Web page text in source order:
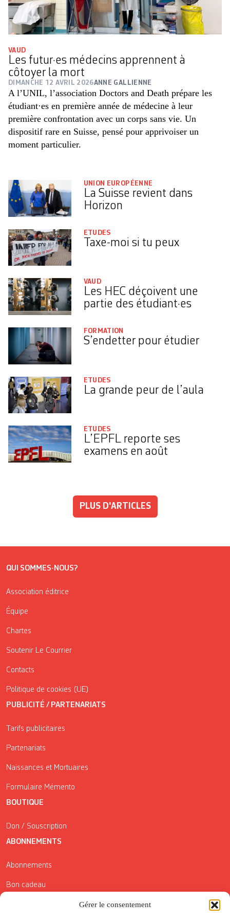
Gérer le consentement
VAUD
Les futur·es médecins apprennent à
côtoyer la mort
DIMANCHE 12 AVRIL 2026ANNE GALLIENNE
A l’UNIL, l’association Doctors and Death prépare les
étudiant·es en première année de médecine à leur
première confrontation avec un corps sans vie. Un
dispositif rare en Suisse, pensé pour apprivoiser un
moment particulier.
UNION EUROPÉENNE
La Suisse revient dans
Horizon
ETUDES
Taxe-moi si tu peux
VAUD
Les HEC déçoivent une
partie des étudiant·es
FORMATION
S’endetter pour étudier
ETUDES
La grande peur de l’aula
ETUDES
L’EPFL reporte ses
examens en août
PLUS D'ARTICLES
QUI SOMMES-NOUS?
Association éditrice
Équipe
Chartes
Soutenir Le Courrier
Contacts
Politique de cookies (UE)
PUBLICITÉ / PARTENARIATS
Tarifs publicitaires
Partenariats
Naissances et Mortuaires
Formulaire Mémento
BOUTIQUE
Don / Souscription
ABONNEMENTS
Abonnements
Bon cadeau
Conditions générales de vente